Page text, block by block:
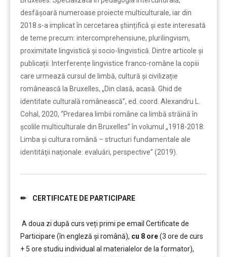
desfășoară numeroase proiecte multiculturale, iar din
2018 s-a implicat în cercetarea științifică și este interesată
de teme precum: intercomprehensiune, plurilingvism,
proximitate lingvistică și socio-lingvistică. Dintre articole și
publicații: Interferențe lingvistice franco-române la copiii
care urmează cursul de limbă, cultură și civilizație
românească la Bruxelles, „Din clasă, acasă. Ghid de
identitate culturală românească”, ed. coord. Alexandru L.
Cohal, 2020, “Predarea limbii române ca limbă străină în
școlile multiculturale din Bruxelles” în volumul „1918-2018:
Limba şi cultura română – structuri fundamentale ale
identităţii naţionale: evaluări, perspective” (2019).
✏ CERTIFICATE DE PARTICIPARE
A doua zi după curs veți primi pe email Certificate de
Participare (în engleză și română), cu 8 ore(3 ore de curs
+ 5 ore studiu individual al materialelor de la formator),